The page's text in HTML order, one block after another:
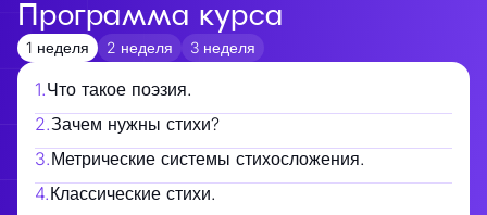
Программа курса
1 неделя 2 неделя 3 неделя
1.Что такое поэзия.
2.Зачем нужны стихи?
3.Метрические системы стихосложения.
4.Классические стихи.